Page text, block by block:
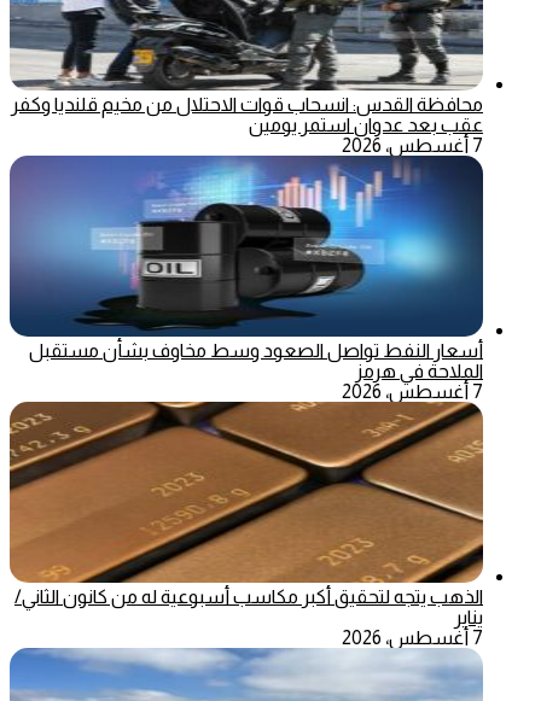
محافظة القدس: انسحاب قوات الاحتلال من مخيم قلنديا وكفر
عقب بعد عدوان استمر يومين
7 أغسطس، 2026
أسعار النفط تواصل الصعود وسط مخاوف بشأن مستقبل
الملاحة في هرمز
7 أغسطس، 2026
الذهب يتجه لتحقيق أكبر مكاسب أسبوعية له من كانون الثاني/
يناير
7 أغسطس، 2026